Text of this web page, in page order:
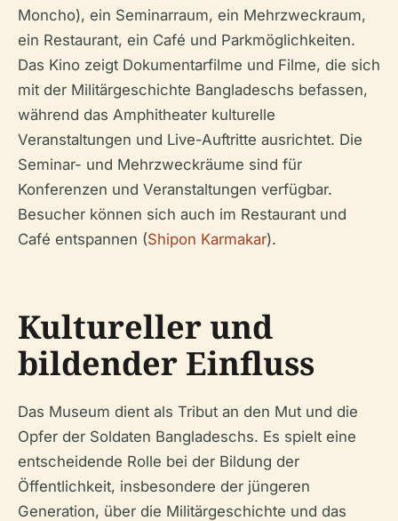
Moncho), ein Seminarraum, ein Mehrzweckraum,
ein Restaurant, ein Café und Parkmöglichkeiten.
Das Kino zeigt Dokumentarfilme und Filme, die sich
mit der Militärgeschichte Bangladeschs befassen,
während das Amphitheater kulturelle
Veranstaltungen und Live-Auftritte ausrichtet. Die
Seminar- und Mehrzweckräume sind für
Konferenzen und Veranstaltungen verfügbar.
Besucher können sich auch im Restaurant und
Café entspannen (Shipon Karmakar).
Kultureller und
bildender Einfluss
Das Museum dient als Tribut an den Mut und die
Opfer der Soldaten Bangladeschs. Es spielt eine
entscheidende Rolle bei der Bildung der
Öffentlichkeit, insbesondere der jüngeren
Generation, über die Militärgeschichte und das